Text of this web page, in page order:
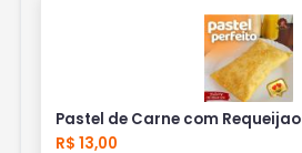
Pastel de Carne com Requeijao
R$ 13,00